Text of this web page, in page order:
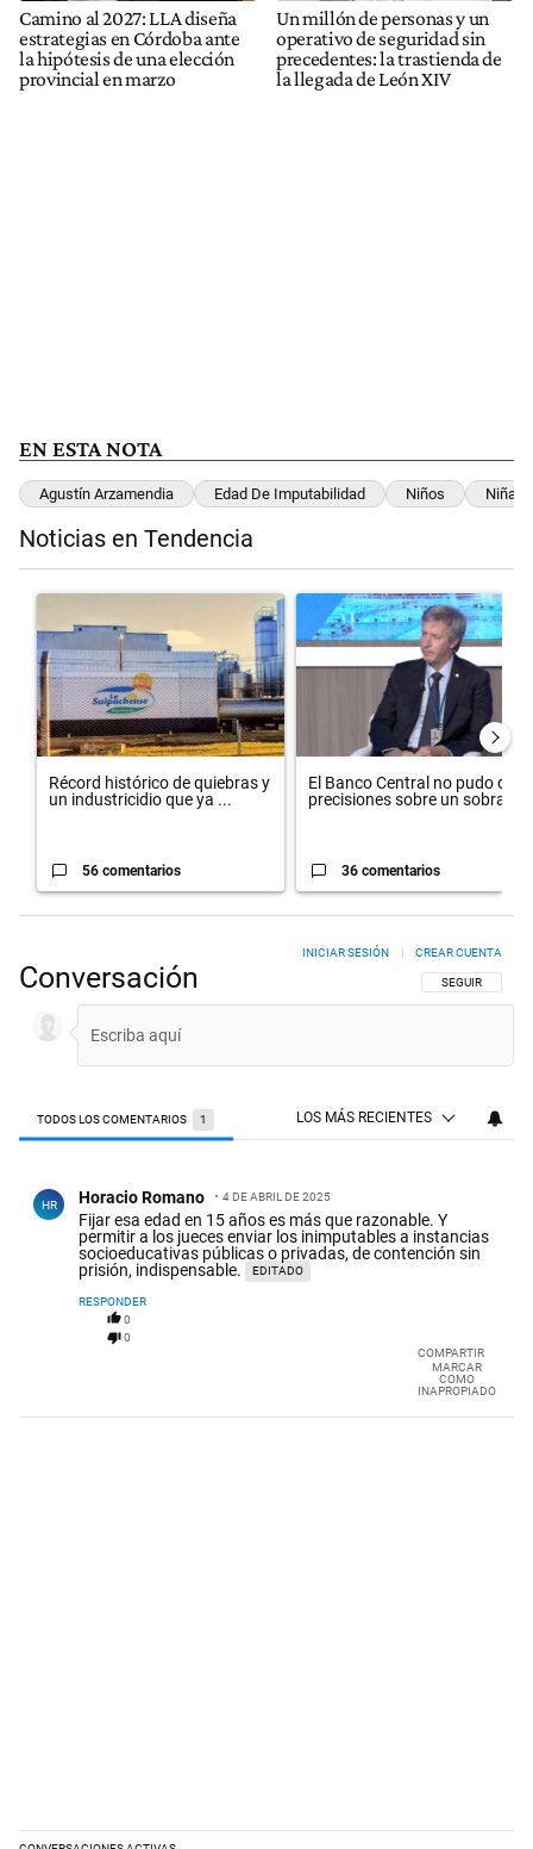
Camino al 2027: LLA diseña
estrategias en Córdoba ante
la hipótesis de una elección
provincial en marzo
Un millón de personas y un
operativo de seguridad sin
precedentes: la trastienda de
la llegada de León XIV
EN ESTA NOTA
Agustín Arzamendia Edad De Imputabilidad Niños Niñas
Noticias en Tendencia
Un artículo de tendencia con el título "Récord histórico de
Récord histórico de quiebras y
un industricidio que ya ...
56 comentarios
Un artículo de tendencia con el
El Banco Central no pudo dar
precisiones sobre un sobra...
36 comentarios
Conversación SIGA ESTA
SEGUIR
INICIAR SESIÓN CREAR CUENTA
TODOS LOS COMENTARIOS 1 LOS MÁS RECIENTES
HR Horacio Romano 4 DE ABRIL DE 2025
Fijar esa edad en 15 años es más que razonable. Y
permitir a los jueces enviar los inimputables a instancias
socioeducativas públicas o privadas, de contención sin
prisión, indispensable.
EDITADO
RESPONDER
0
0
COMPARTIR
MARCAR
COMO
INAPROPIADO